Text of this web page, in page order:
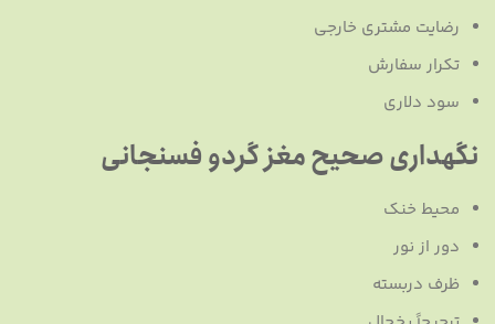
رضایت مشتری خارجی
تکرار سفارش
سود دلاری
نگهداری صحیح مغز گردو فسنجانی
محیط خنک
دور از نور
ظرف دربسته